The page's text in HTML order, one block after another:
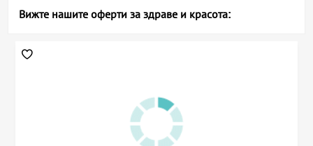
Вижте нашите оферти за здраве и красота: